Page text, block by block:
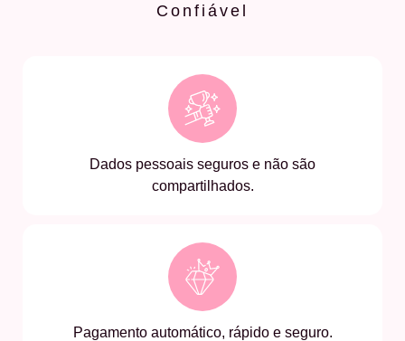
Confiável
Dados pessoais seguros e não são
compartilhados.
Pagamento automático, rápido e seguro.